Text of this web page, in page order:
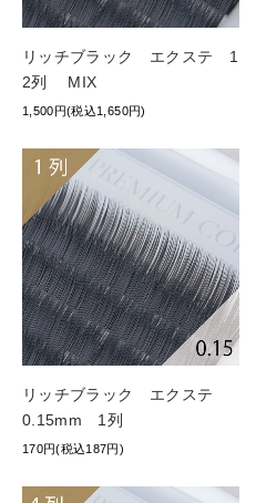
リッチブラック エクステ 1
2列 MIX
1,500円(税込1,650円)
リッチブラック エクステ
0.15mm 1列
170円(税込187円)